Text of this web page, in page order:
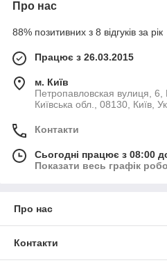
Про нас
88% позитивних з 8 відгуків за рік
Працює з 26.03.2015
м. Київ
Петропавловская вулиця, 6,
Київська обл., 08130, Київ,
Контакти
Сьогодні працює з 08:00
Показати весь графік
Про нас
Контакти